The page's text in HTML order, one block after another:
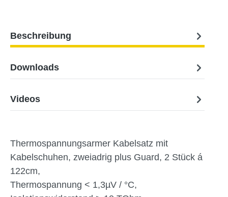
Beschreibung
Downloads
Videos
Thermospannungsarmer Kabelsatz mit
Kabelschuhen, zweiadrig plus Guard, 2 Stück á
122cm,
Thermospannung < 1,3µV / °C,